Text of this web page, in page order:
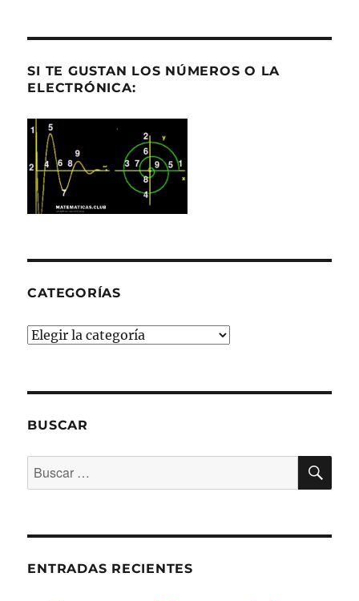
SI TE GUSTAN LOS NÚMEROS O LA
ELECTRÓNICA:
CATEGORÍAS
Categorías
BUSCAR
Buscar
por:
ENTRADAS RECIENTES